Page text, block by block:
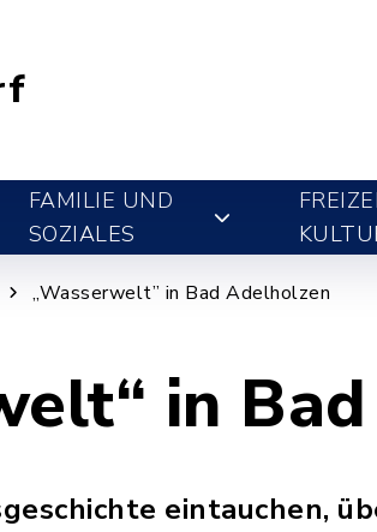
FAMILIE UND
SOZIALES
„Wasserwelt” in Bad Adelholzen
in
eintauchen,